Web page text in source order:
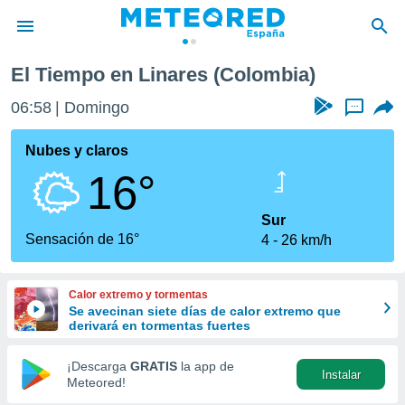
de
por
que se
calidad.
a este
las
y
forma
digital
basada
El Tiempo en Linares (Colombia)
06:58 Domingo ...
Nubes y claros
16°
Sensación de 16°
Sur
4
26 km/h
Calor extremo y tormentas
Se avecinan siete días de calor extremo que
derivará en tormentas fuertes
¡Descarga GRATIS la app de
Meteored!
Instalar